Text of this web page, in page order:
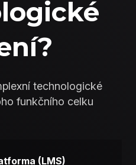
technologické
funkčního celku
(LMS)